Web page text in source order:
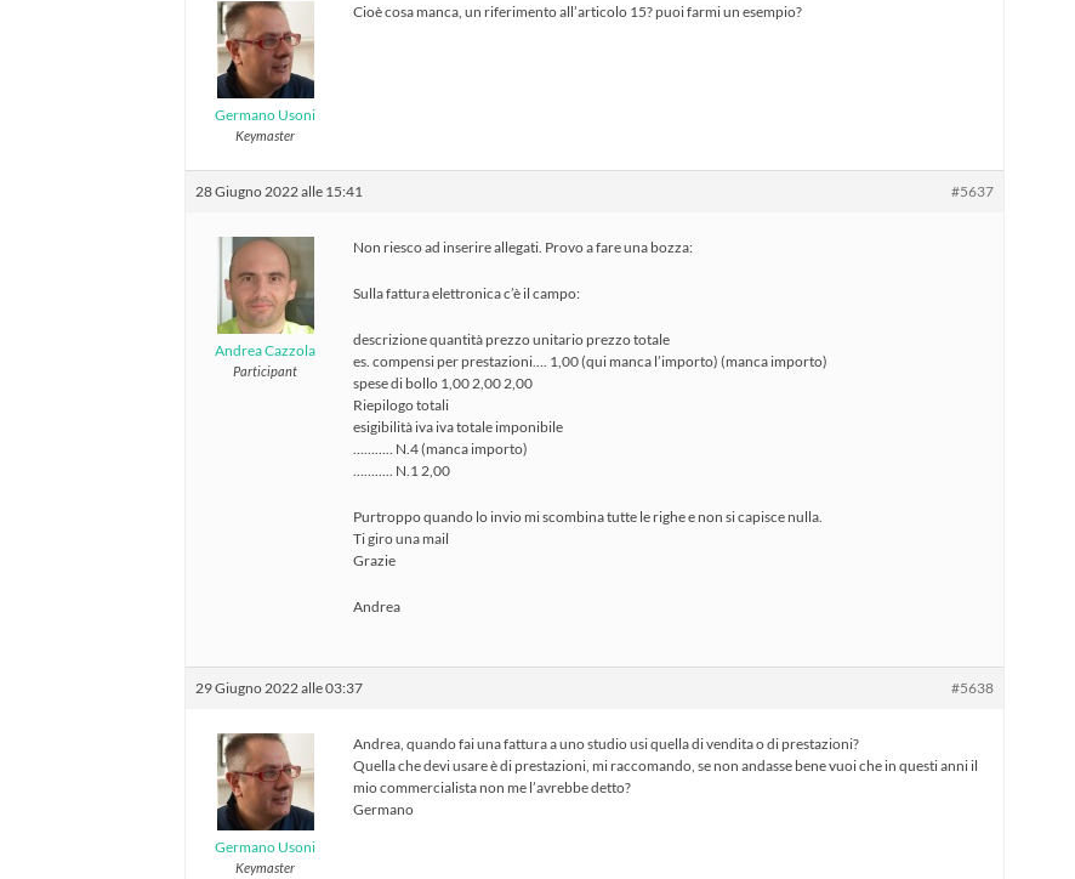
Germano Usoni
Keymaster
Cioè cosa manca, un riferimento all’articolo 15? puoi farmi un esempio?
28 Giugno 2022 alle 15:41 #5637
Andrea Cazzola
Participant
Non riesco ad inserire allegati. Provo a fare una bozza:
Sulla fattura elettronica c’è il campo:
descrizione quantità prezzo unitario prezzo totale
es. compensi per prestazioni…. 1,00 (qui manca l’importo) (manca importo)
spese di bollo 1,00 2,00 2,00
Riepilogo totali
esigibilità iva iva totale imponibile
……….. N.4 (manca importo)
……….. N.1 2,00
Purtroppo quando lo invio mi scombina tutte le righe e non si capisce nulla.
Ti giro una mail
Grazie
Andrea
29 Giugno 2022 alle 03:37 #5638
Germano Usoni
Keymaster
Andrea, quando fai una fattura a uno studio usi quella di vendita o di prestazioni?
Quella che devi usare è di prestazioni, mi raccomando, se non andasse bene vuoi che in questi anni il
mio commercialista non me l’avrebbe detto?
Germano